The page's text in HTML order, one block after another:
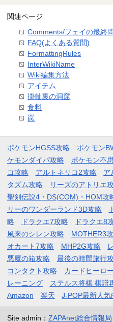
関連ページ
Comments/フェイの最終
FAQ(よくある質問)
FormattingRules
InterWikiName
Wiki編集方法
アイテム
掛軸裏の洞窟
食料
罠
ポケモンHGSS攻略 ポケモン
ケモンダイパ攻略
ポケモン不
コ攻略
アルトネリコ2攻略 ア
タズム攻略
リーズのアトリエ
聖剣伝説4・DS(COM)・HOM攻
リーのワンダーランド3D攻略
略
ドラクエ7攻略 ドラクエ8
風来のシレン攻略
MOTHER3
オカート7攻略
MHP2G攻略
悪魔の箱攻略
最後の時間旅行
コンタクト攻略
カードヒーロ
レーニング
ステルス将棋 棋譜
Amazon
楽天 J-POP最新人
Site admin： ZAPAnet総合情報局